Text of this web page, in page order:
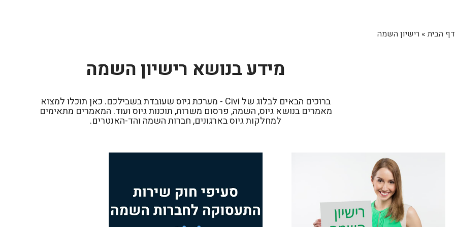
דף הבית» רישיון השמה
מידע בנושא רישיון השמה
ברוכים הבאים לבלוג של Civi - מערכת גיוס שעובדת בשבילכם. כאן תוכלו למצוא
מאמרים בנושא גיוס, השמה, פרסום משרות, תוכנות גיוס ועוד. המאמרים מתאימים
למחלקות גיוס בארגונים, חברות השמה והד-האנטרים.